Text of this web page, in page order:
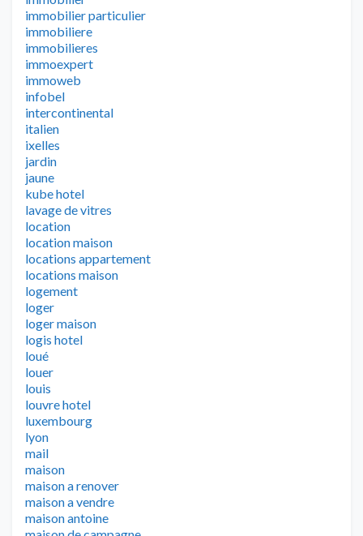
immobilier particulier
immobiliere
immobilieres
immoexpert
immoweb
infobel
intercontinental
italien
ixelles
jardin
jaune
kube hotel
lavage de vitres
location
location maison
locations appartement
locations maison
logement
loger
loger maison
logis hotel
loué
louer
louis
louvre hotel
luxembourg
lyon
mail
maison
maison a renover
maison a vendre
maison antoine